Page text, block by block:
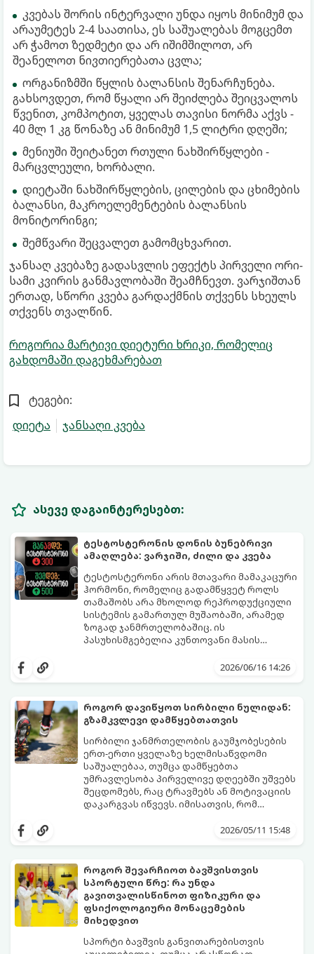
კვებას შორის ინტერვალი უნდა იყოს მინიმუმ და
არაუმეტეს 2-4 საათისა, ეს საშუალებას მოგცემთ
არ ჭამოთ ზედმეტი და არ იშიმშილოთ, არ
შეანელოთ ნივთიერებათა ცვლა;
ორგანიზმში წყლის ბალანსის შენარჩუნება.
გახსოვდეთ, რომ წყალი არ შეიძლება შეიცვალოს
წვენით, კომპოტით, ყველას თავისი ნორმა აქვს -
40 მლ 1 კგ წონაზე ან მინიმუმ 1,5 ლიტრი დღეში;
მენიუში შეიტანეთ რთული ნახშირწყლები -
მარცვლეული, ხორბალი.
დიეტაში ნახშირწყლების, ცილების და ცხიმების
ბალანსი, მაკროელემენტების ბალანსის
მონიტორინგი;
შემწვარი შეცვალეთ გამომცხვარით.
ჯანსაღ კვებაზე გადასვლის ეფექტს პირველი ორი-
სამი კვირის განმავლობაში შეამჩნევთ. ვარჯიშთან
ერთად, სწორი კვება გარდაქმნის თქვენს სხეულს
თქვენს თვალწინ.
როგორია მარტივი დიეტური ხრიკი, რომელიც
გახდომაში დაგეხმარებათ
ტეგები:
დიეტა
ჯანსაღი კვება
ასევე დაგაინტერესებთ:
ტესტოსტერონის დონის ბუნებრივი
ამაღლება: ვარჯიში, ძილი და კვება
ტესტოსტერონი არის მთავარი მამაკაცური
ჰორმონი, რომელიც გადამწყვეტ როლს
თამაშობს არა მხოლოდ რეპროდუქციული
სისტემის გამართულ მუშაობაში, არამედ
ზოგად ჯანმრთელობაშიც. ის
პასუხისმგებელია კუნთოვანი მასის
დონეზე, გუნება-განწყობაზე,
ორგანიზმში ტესტოსტერონის დონე
თანამედროვე სტრესული ცხოვრების წესი,
არასწორი კვება და უმოძრაობა ამ პროცესს
კატასტროფულად აჩქარებს. დაბალი
ტესტოსტერონი იწვევს მუდმივ
დაღლილობას, დეპრესიას, კუნთების
განლევასა და ცხიმის დაგროვებას მუცლის
არეში.
სინთეტიკური ჰორმონალური თერაპიის
დაწყებამდე, რომელსაც ხშირად
სერიოზული გვერდითი ეფექტები აქვს,
უმჯობესია ორგანიზმს ტესტოსტერონის
გამომუშავებაში ბუნებრივი, მეცნიერულად
დადასტურებული გზებით დაეხმაროთ.
წარმოგიდგენთ ტესტოსტერონის
2026/06/16 14:26
როგორ დავიწყოთ სირბილი ნულიდან:
გზამკვლევი დამწყებთათვის
სირბილი ჯანმრთელობის გაუმჯობესების
ერთ-ერთი ყველაზე ხელმისაწვდომი
საშუალებაა, თუმცა დამწყებთა
უმრავლესობა პირველივე დღეებში უშვებს
შეცდომებს, რაც ტრავმებს ან მოტივაციის
დაკარგვას იწვევს. იმისათვის, რომ
ნაწილად იქცეს, მიჰყევით ამ ინსტრუქციას:
2026/05/11 15:48
როგორ შევარჩიოთ ბავშვისთვის
სპორტული წრე: რა უნდა
გავითვალისწინოთ ფიზიკური და
ფსიქოლოგიური მონაცემების
მიხედვით
სპორტი ბავშვის განვითარებისთვის